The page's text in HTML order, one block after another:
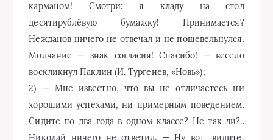
карманом! Смотри: я кладу на стол
десятирублёвую бумажку! Принимается?
Нежданов ничего не отвечал и не пошевельнулся.
Молчание — знак согласия! Спасибо! — весело
воскликнул Паклин (И. Тургенев, «Новь»);
2) — Мне известно, что вы не отличаетесь ни
хорошими успехами, ни примерным поведением.
Сидите по два года в одном классе? Не так ли?..
Николай ничего не ответил. — Ну вот, видите,